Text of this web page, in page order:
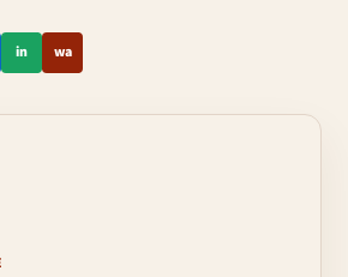
in wa